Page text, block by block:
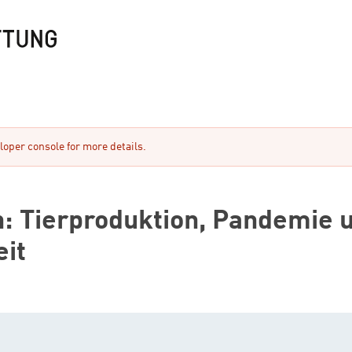
console for more details.
Tierproduktion, Pandemie